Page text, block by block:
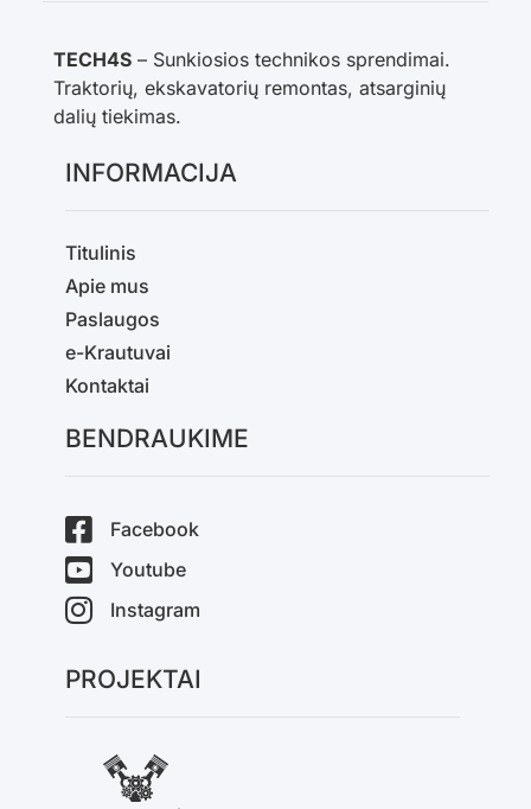
TECH4S – Sunkiosios technikos sprendimai.
Traktorių, ekskavatorių remontas, atsarginių
dalių tiekimas.
INFORMACIJA
Titulinis
Apie mus
Paslaugos
e-Krautuvai
Kontaktai
BENDRAUKIME
Facebook
Youtube
Instagram
PROJEKTAI